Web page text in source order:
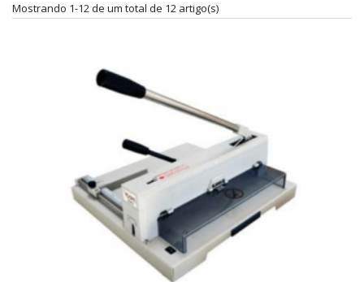
Mostrando 1-12 de um total de 12 artigo(s)